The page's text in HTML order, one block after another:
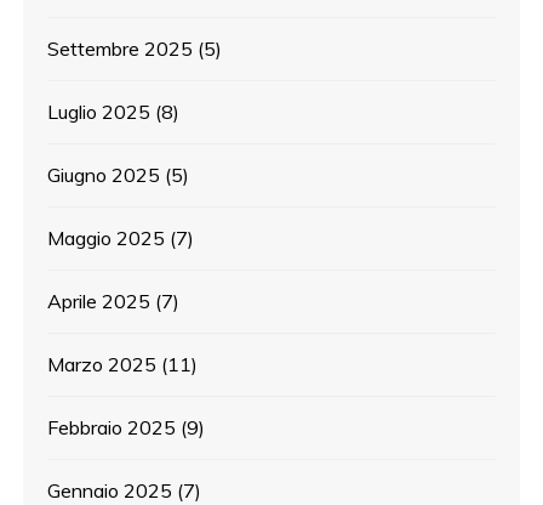
Settembre 2025 (5)
Luglio 2025 (8)
Giugno 2025 (5)
Maggio 2025 (7)
Aprile 2025 (7)
Marzo 2025 (11)
Febbraio 2025 (9)
Gennaio 2025 (7)